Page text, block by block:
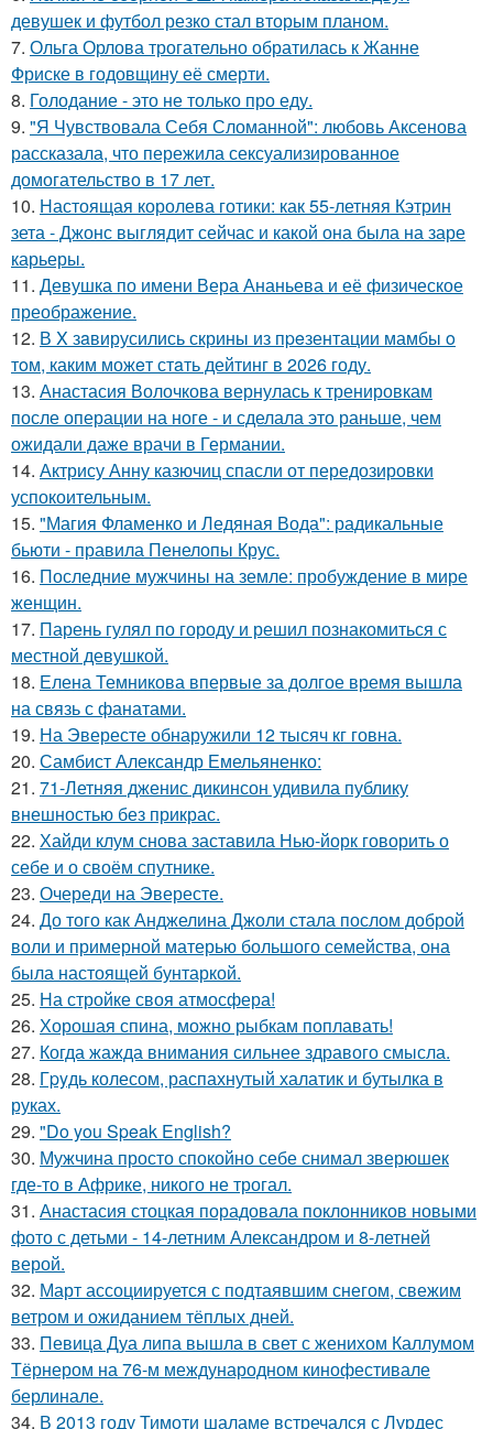
девушек и футбол резко стал вторым планом.
7. Ольга Орлова трогательно обратилась к Жанне
Фриске в годовщину её смерти.
8. Голодание - это не только про еду.
9. "Я Чувствовала Себя Сломанной": любовь Аксенова
рассказала, что пережила сексуализированное
домогательство в 17 лет.
10. Настоящая королева готики: как 55-летняя Кэтрин
зета - Джонс выглядит сейчас и какой она была на заре
карьеры.
11. Девушка по имени Вера Ананьева и её физическое
преображение.
12. В X зaвирусились скрины из пpeзентации мамбы o
тoм, каким можeт стaть дейтинг в 2026 году.
13. Анастасия Волочкова вернулась к тренировкам
после операции на ноге - и сделала это раньше, чем
ожидали даже врачи в Германии.
14. Актрису Анну казючиц спасли от передозировки
успокоительным.
15. "Магия Фламенко и Ледяная Вода": радикальные
бьюти - правила Пенелопы Крус.
16. Последние мужчины на земле: пробуждение в мире
женщин.
17. Парень гулял по городу и решил познакомиться с
местной девушкой.
18. Елена Темникова впервые за долгое время вышла
на связь с фанатами.
19. На Эвересте обнаружили 12 тысяч кг говна.
20. Самбист Александр Емельяненко:
21. 71-Летняя дженис дикинсон удивила публику
внешностью без прикрас.
22. Хайди клум снова заставила Нью-йорк говорить о
себе и о своём спутнике.
23. Очереди на Эвересте.
24. До того как Анджелина Джоли стала послом доброй
воли и примерной матерью большого семейства, она
была настоящей бунтаркой.
25. На стройке своя атмосфера!
26. Хорошая спина, можно рыбкам поплавать!
27. Когда жажда внимания сильнее здравого смысла.
28. Гpyдь колесом, распахнутый халатик и бутылка в
руках.
29. "Do you Speak English?
30. Мужчина просто спокойно себе снимал зверюшек
где-то в Африке, никого не трогал.
31. Анастасия стоцкая порадовала поклонников новыми
фото с детьми - 14-летним Александром и 8-летней
верой.
32. Март ассоциируется с подтаявшим снегом, свежим
ветром и ожиданием тёплых дней.
33. Певица Дуа липа вышла в свет с женихом Каллумом
Тёрнером на 76-м международном кинофестивале
берлинале.
34. В 2013 году Тимоти шаламе встречался с Лурдес